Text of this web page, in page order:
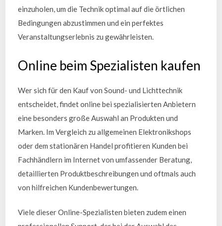
einzuholen, um die Technik optimal auf die örtlichen
Bedingungen abzustimmen und ein perfektes
Veranstaltungserlebnis zu gewährleisten.
Online beim Spezialisten kaufen
Wer sich für den Kauf von Sound- und Lichttechnik
entscheidet, findet online bei spezialisierten Anbietern
eine besonders große Auswahl an Produkten und
Marken. Im Vergleich zu allgemeinen Elektronikshops
oder dem stationären Handel profitieren Kunden bei
Fachhändlern im Internet von umfassender Beratung,
detaillierten Produktbeschreibungen und oftmals auch
von hilfreichen Kundenbewertungen.
Viele dieser Online-Spezialisten bieten zudem einen